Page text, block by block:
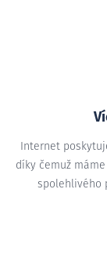
Internet
díky čemuž
spolehlivého